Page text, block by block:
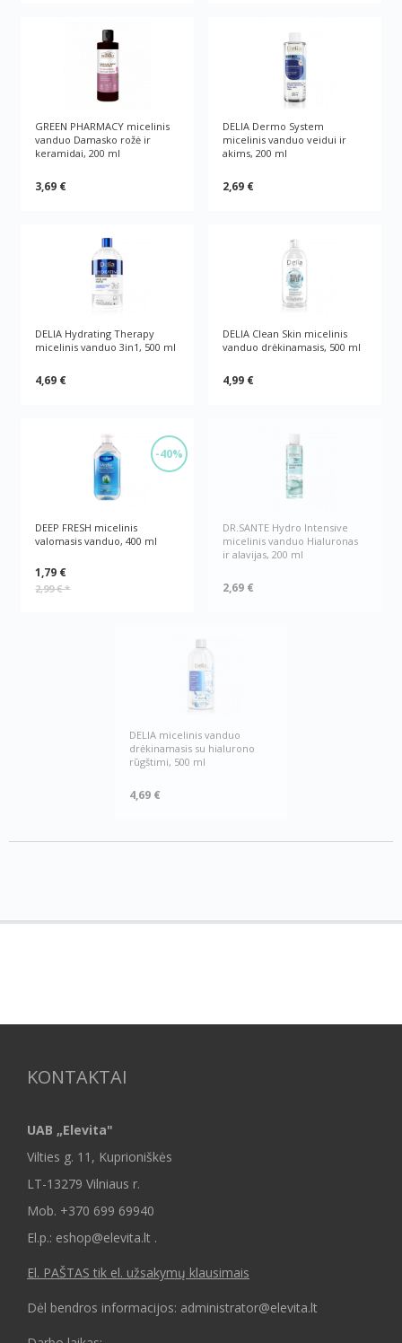
GREEN РHARMACY micelinis
vanduo Damasko rožė ir
keramidai, 200 ml
3,69 €
DELIA Dermo System
micelinis vanduo veidui ir
akims, 200 ml
2,69 €
DELIA Hydrating Therapy
micelinis vanduo 3in1, 500 ml
4,69 €
DELIA Clean Skin micelinis
vanduo drėkinamasis, 500 ml
4,99 €
-40%
DEEP FRESH micelinis
valomasis vanduo, 400 ml
1,79 €
2,99 €*
DR.SANTE Hydro Intensive
micelinis vanduo Hialuronas
ir alavijas, 200 ml
2,69 €
DELIA micelinis vanduo
drėkinamasis su hialurono
rūgštimi, 500 ml
4,69 €
KONTAKTAI
UAB „Elevita"
Vilties g. 11, Kuprioniškės
LT-13279 Vilniaus r.
Mob. +370 699 69940
El.p.: eshop@elevita.lt .
El. PAŠTAS tik el. užsakymų klausimais
Dėl bendros informacijos: administrator@elevita.lt